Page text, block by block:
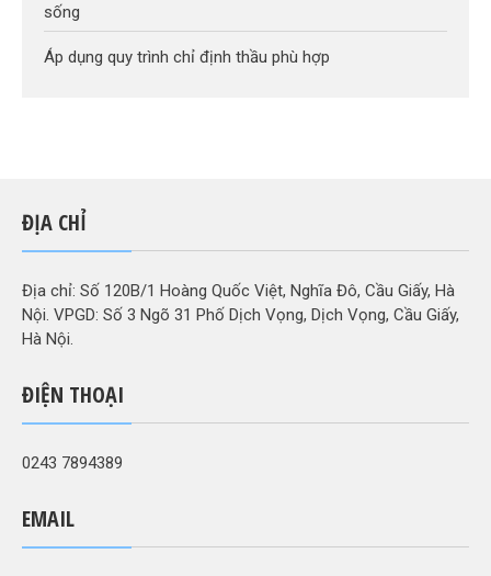
sống
Áp dụng quy trình chỉ định thầu phù hợp
ĐỊA CHỈ
Địa chỉ: Số 120B/1 Hoàng Quốc Việt, Nghĩa Đô, Cầu Giấy, Hà
Nội. VPGD: Số 3 Ngõ 31 Phố Dịch Vọng, Dịch Vọng, Cầu Giấy,
Hà Nội.
ĐIỆN THOẠI
0243 7894389
EMAIL